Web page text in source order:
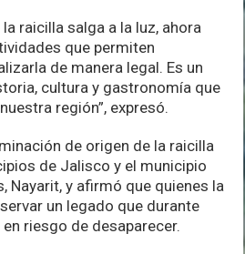
raicilla salga a la luz, ahora
que permiten
de manera legal. Es un
cultura y gastronomía que
región”, expresó.
de origen de la raicilla
de Jalisco y el municipio
Nayarit, y afirmó que quienes la
un legado que durante
riesgo de desaparecer.